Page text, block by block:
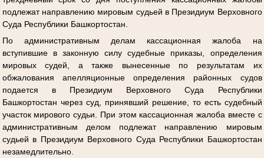
подлежат направлению мировым судьей в Президиум Верховного
Суда Республики Башкортостан.
По административным делам кассационная жалоба на
вступившие в законную силу судебные приказы, определения
мировых судей, а также вынесенные по результатам их
обжалования апелляционные определения районных судов
подается в Президиум Верховного Суда Республики
Башкортостан через суд, принявший решение, то есть судебный
участок мирового судьи. При этом кассационная жалоба вместе с
административным делом подлежат направлению мировым
судьей в Президиум Верховного Суда Республики Башкортостан
незамедлительно.